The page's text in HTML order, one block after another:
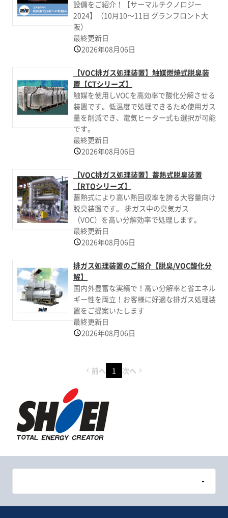
設備をご紹介！【サーマルテクノロジー
2024】（10月10～11日 グランフロント大
阪）
最終更新日
2026年08月06日
【VOC排ガス処理装置】触媒燃焼式脱臭装
置【CTシリーズ】
触媒を使用しVOCを高効率で酸化分解させる
装置です。低温度で処理できるため使用ガス
量を削減でき、電気ヒーター式も選択が可能
です。
最終更新日
2026年08月06日
【VOC排ガス処理装置】蓄熱式脱臭装置
【RTOシリーズ】
蓄熱式により高い熱回収率を誇る大容量向け
脱臭装置です。 排ガス中の臭気ガス
（VOC）を高い分解効率で処理します。
最終更新日
2026年08月06日
排ガス処理装置のご紹介【脱臭/VOC酸化分
解】
国内外豊富な実績で！高い分解率と省エネル
ギー性を両立！お客様に好適な排ガス処理装
置をご提案いたします
最終更新日
2026年08月06日
前へ 1 次へ